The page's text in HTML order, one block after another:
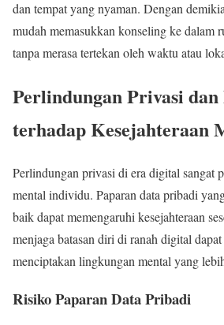
dan tempat yang nyaman. Dengan
mudah memasukkan konseling ke dalam
tanpa merasa tertekan oleh waktu atau
Perlindungan Privasi dan
terhadap Kesejahteraan
Perlindungan privasi di era digital sangat
mental individu. Paparan data pribadi
baik dapat memengaruhi kesejahteraan
menjaga batasan diri di ranah digital
menciptakan lingkungan mental yang
Risiko Paparan Data Pribadi